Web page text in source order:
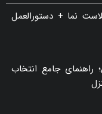
نما + دستورالعمل
جامع انتخاب